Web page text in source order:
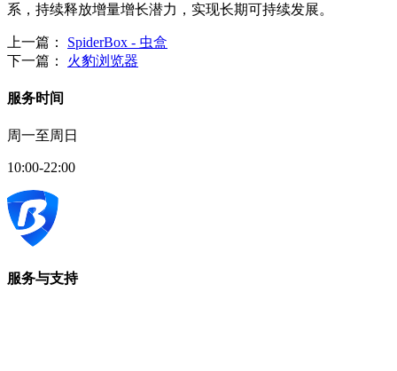
系，持续释放增量增长潜力，实现长期可持续发展。
上一篇： SpiderBox - 虫盒
下一篇： 火豹浏览器
服务时间
周一至周日
10:00-22:00
服务与支持